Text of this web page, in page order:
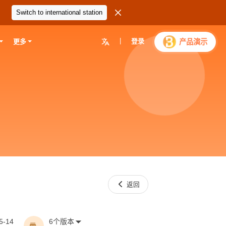
Switch to international station 
更多  登录 产品演示
 返回
14 6个版本 